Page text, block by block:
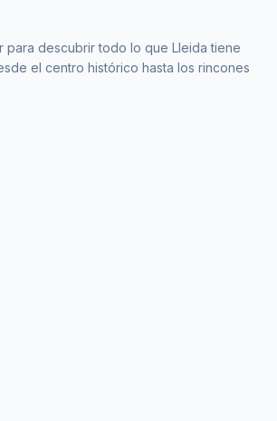
para descubrir todo lo que Lleida tiene
el centro histórico hasta los rincones